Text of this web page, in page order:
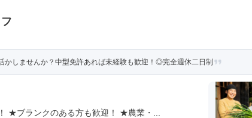
かしませんか？中型免許あれば未経験も歓迎！◎完全週休二日制
★ブランクのある方も歓迎！ ★農業・...